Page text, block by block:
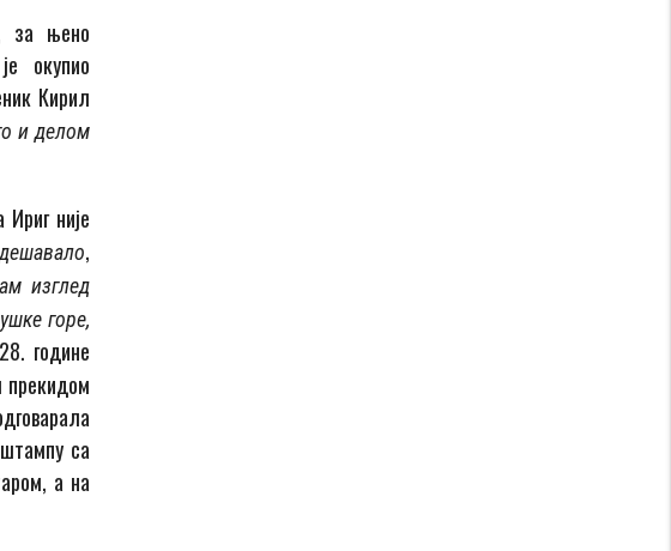
за њено
окупио
Кирил
и делом
није
,
изглед
горе,
године
прекидом
са
а на